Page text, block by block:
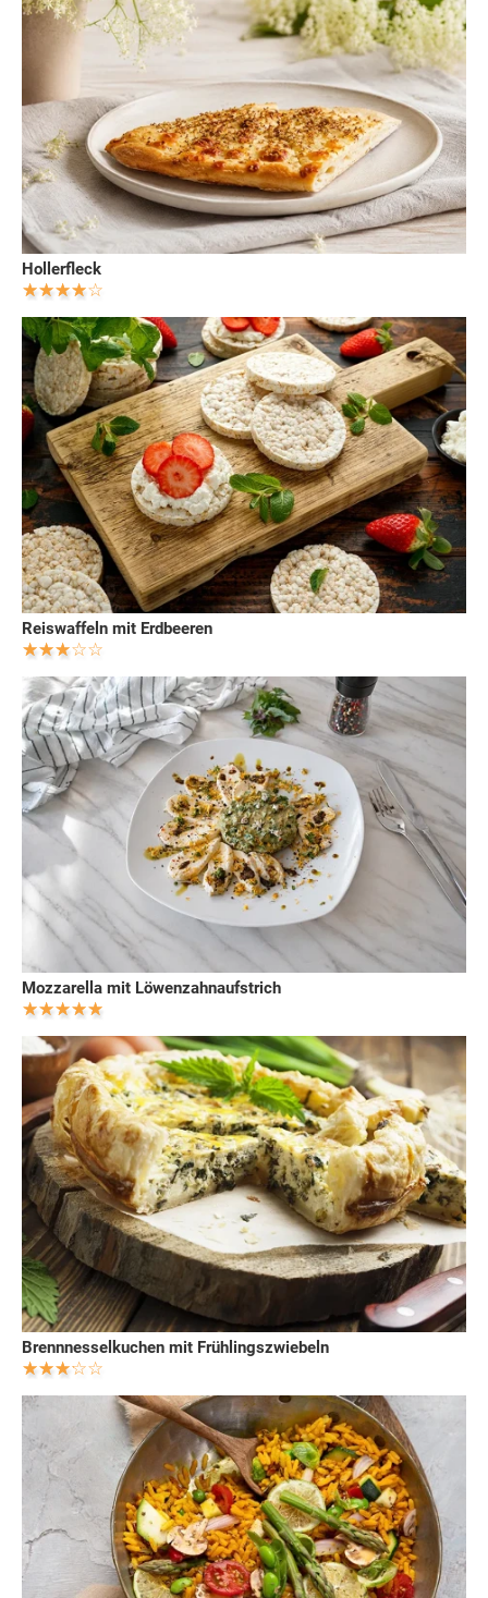
Hollerfleck
Reiswaffeln mit Erdbeeren
Mozzarella mit Löwenzahnaufstrich
Brennnesselkuchen mit Frühlingszwiebeln